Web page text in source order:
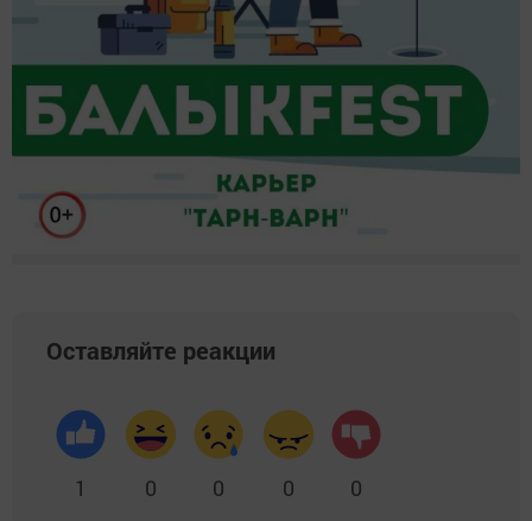
Оставляйте реакции
1 0 0 0 0